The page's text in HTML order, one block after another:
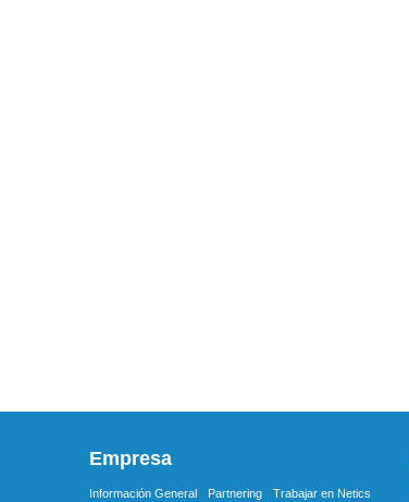
Empresa
Información General Partnering
Trabajar en Netics